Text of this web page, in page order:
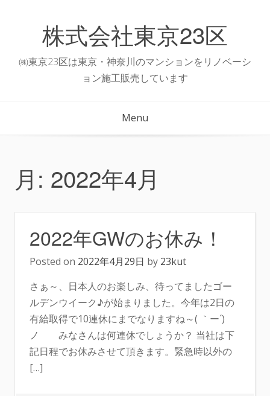
株式会社東京23区
㈱東京23区は東京・神奈川のマンションをリノベーシ
ョン施工販売しています
Menu
月: 2022年4月
2022年GWのお休み！
Posted on 2022年4月29日 by 23kut
さぁ～、日本人のお楽しみ、待ってましたゴー
ルデンウイーク♪が始まりました。今年は2日の
有給取得で10連休にまでなりますね～( ｀ー´)
ノ みなさんは何連休でしょうか？ 当社は下
記日程でお休みさせて頂きます。緊急時以外の
[…]